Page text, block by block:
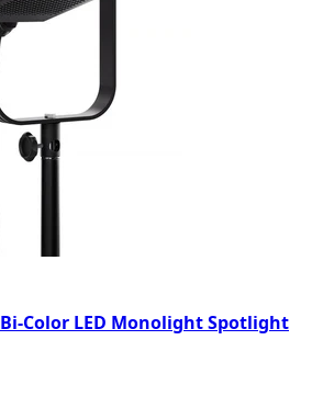
Color LED Monolight Spotlight